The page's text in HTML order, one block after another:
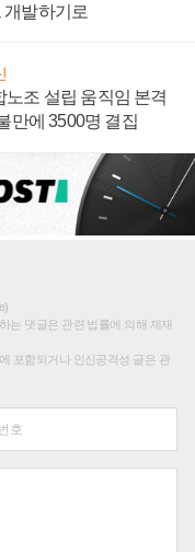
개발하기로
조 설립 움직임 본격
만에 3500명 결집
는 댓글은 관련 법률에 의해 제재
포함되거나 인신공격성 글은 관